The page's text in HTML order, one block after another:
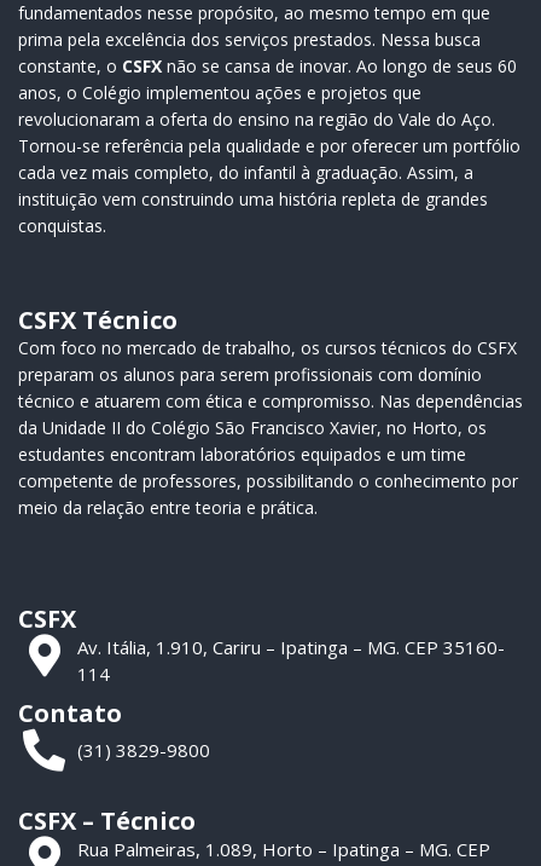
fundamentados nesse propósito, ao mesmo tempo em que
prima pela excelência dos serviços prestados. Nessa busca
constante, o CSFX não se cansa de inovar. Ao longo de seus 60
anos, o Colégio implementou ações e projetos que
revolucionaram a oferta do ensino na região do Vale do Aço.
Tornou-se referência pela qualidade e por oferecer um portfólio
cada vez mais completo, do infantil à graduação. Assim, a
instituição vem construindo uma história repleta de grandes
conquistas.
CSFX Técnico
Com foco no mercado de trabalho, os cursos técnicos do CSFX
preparam os alunos para serem profissionais com domínio
técnico e atuarem com ética e compromisso. Nas dependências
da Unidade II do Colégio São Francisco Xavier, no Horto, os
estudantes encontram laboratórios equipados e um time
competente de professores, possibilitando o conhecimento por
meio da relação entre teoria e prática.
CSFX
Av. Itália, 1.910, Cariru – Ipatinga – MG. CEP 35160-
114
Contato
(31) 3829-9800
CSFX – Técnico
Rua Palmeiras, 1.089, Horto – Ipatinga – MG. CEP